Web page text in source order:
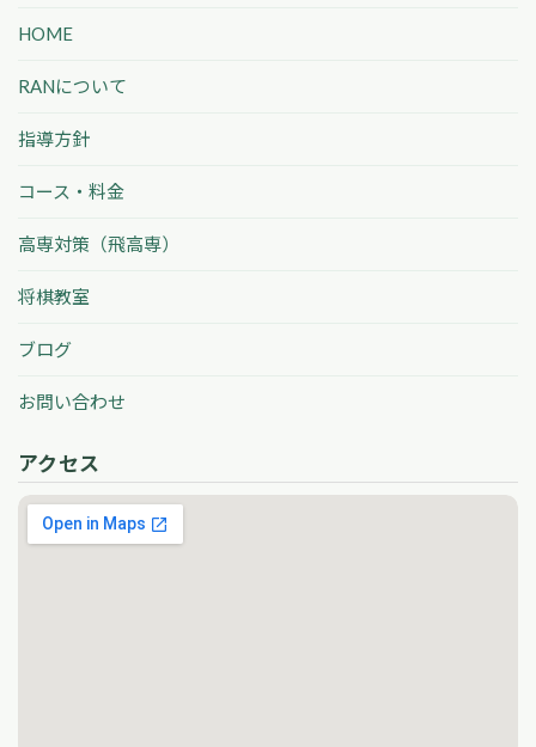
HOME
RANについて
指導方針
コース・料金
高専対策（飛高専）
将棋教室
ブログ
お問い合わせ
アクセス